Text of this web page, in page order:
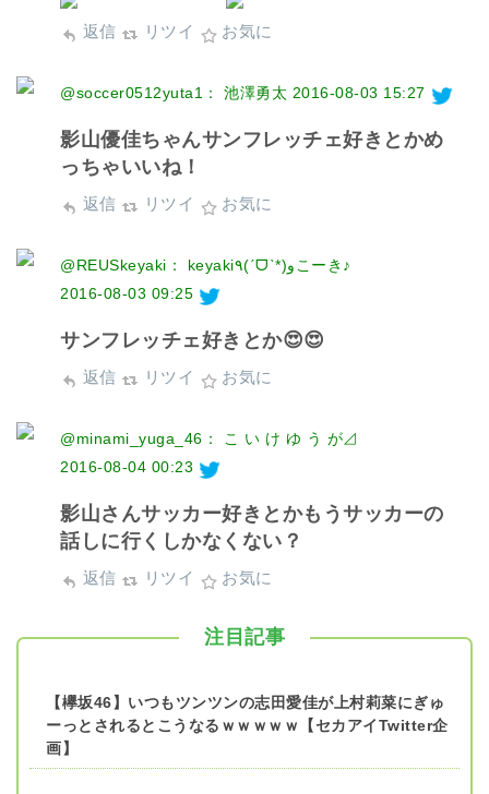
返信 リツイ お気に
@soccer0512yuta1： 池澤勇太 2016-08-03 15:27
影山優佳ちゃんサンフレッチェ好きとかめ
っちゃいいね！
返信 リツイ お気に
@REUSkeyaki： keyaki٩(ˊᗜˋ*)وこーき♪
2016-08-03 09:25
サンフレッチェ好きとか😍😍
返信 リツイ お気に
@minami_yuga_46： こ い け ゆ う が⊿
2016-08-04 00:23
影山さんサッカー好きとかもうサッカーの
話しに行くしかなくない？
返信 リツイ お気に
注目記事
【欅坂46】いつもツンツンの志田愛佳が上村莉菜にぎゅ
ーっとされるとこうなるｗｗｗｗｗ【セカアイTwitter企
画】